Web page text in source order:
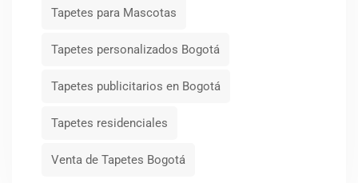
Tapetes para Mascotas
Tapetes personalizados Bogotá
Tapetes publicitarios en Bogotá
Tapetes residenciales
Venta de Tapetes Bogotá